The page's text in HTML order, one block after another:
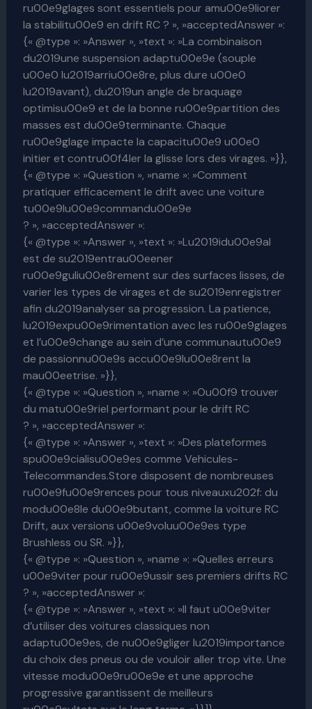
ru00e9glages sont essentiels pour amu00e9liorer
la stabilitu00e9 en drift RC ? », »acceptedAnswer »:
{« @type »: »Answer », »text »: »La combinaison
du2019une suspension adaptu00e9e (souple
u00e0 lu2019arriu00e8re, plus dure u00e0
lu2019avant), du2019un angle de braquage
optimisu00e9 et de la bonne ru00e9partition des
masses est du00e9terminante. Chaque
ru00e9glage impacte la capacitu00e9 u00e0
initier et contru00f4ler la glisse lors des virages. »}},
{« @type »: »Question », »name »: »Comment
pratiquer efficacement le drift avec une voiture
tu00e9lu00e9commandu00e9e
? », »acceptedAnswer »:
{« @type »: »Answer », »text »: »Lu2019idu00e9al
est de su2019entrau00eener
ru00e9guliu00e8rement sur des surfaces lisses, de
varier les types de virages et de su2019enregistrer
afin du2019analyser sa progression. La patience,
lu2019expu00e9rimentation avec les ru00e9glages
et l’u00e9change au sein d’une communautu00e9
de passionnu00e9s accu00e9lu00e8rent la
mau00eetrise. »}},
{« @type »: »Question », »name »: »Ou00f9 trouver
du matu00e9riel performant pour le drift RC
? », »acceptedAnswer »:
{« @type »: »Answer », »text »: »Des plateformes
spu00e9cialisu00e9es comme Vehicules-
Telecommandes.Store disposent de nombreuses
ru00e9fu00e9rences pour tous niveauxu202f: du
modu00e8le du00e9butant, comme la voiture RC
Drift, aux versions u00e9voluu00e9es type
Brushless ou SR. »}},
{« @type »: »Question », »name »: »Quelles erreurs
u00e9viter pour ru00e9ussir ses premiers drifts RC
? », »acceptedAnswer »:
{« @type »: »Answer », »text »: »Il faut u00e9viter
d’utiliser des voitures classiques non
adaptu00e9es, de nu00e9gliger lu2019importance
du choix des pneus ou de vouloir aller trop vite. Une
vitesse modu00e9ru00e9e et une approche
progressive garantissent de meilleurs